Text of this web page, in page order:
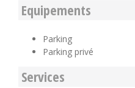
Equipements
Parking
Parking privé
Services